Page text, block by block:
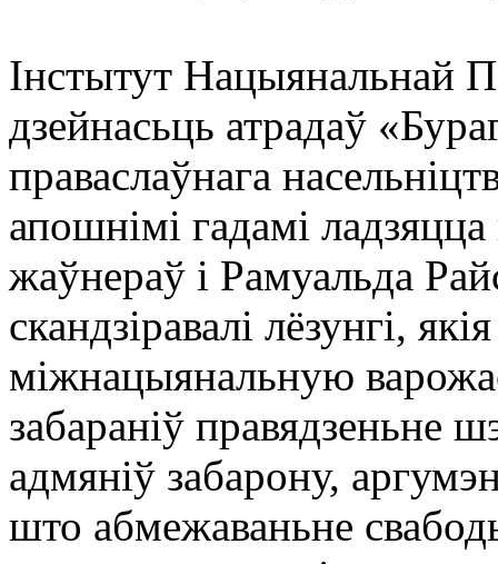
Інстытут Нацыянальнай
дзейнасьць атрадаў
праваслаўнага
апошнімі гадамі
жаўнераў і Рамуальда
скандзіравалі лёзунгі,
міжнацыянальную
забараніў правядзеньне
адмяніў забарону,
што абмежаваньне